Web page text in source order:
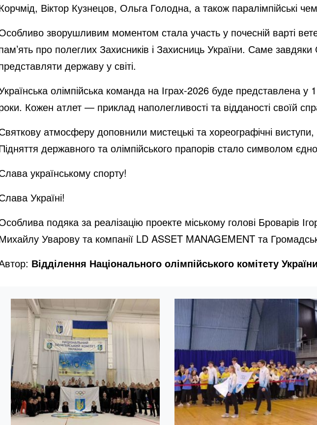
Віктор Кузнецов, Ольга Голодна, а також
зворушливим моментом стала участь у почесній варті
про полеглих Захисників і Захисниць України. Саме
державу у світі.
олімпійська команда на Іграх-2026 буде представлена у
Кожен атлет — приклад наполегливості та відданості своїй
атмосферу доповнили мистецькі та хореографічні виступи,
державного та олімпійського прапорів стало символом
українському спорту!
Україні!
подяка за реалізацію проекте міському голові Броварів
Уварову та компанії LD ASSET MANAGEMENT та
Відділення Національного олімпійського комітету